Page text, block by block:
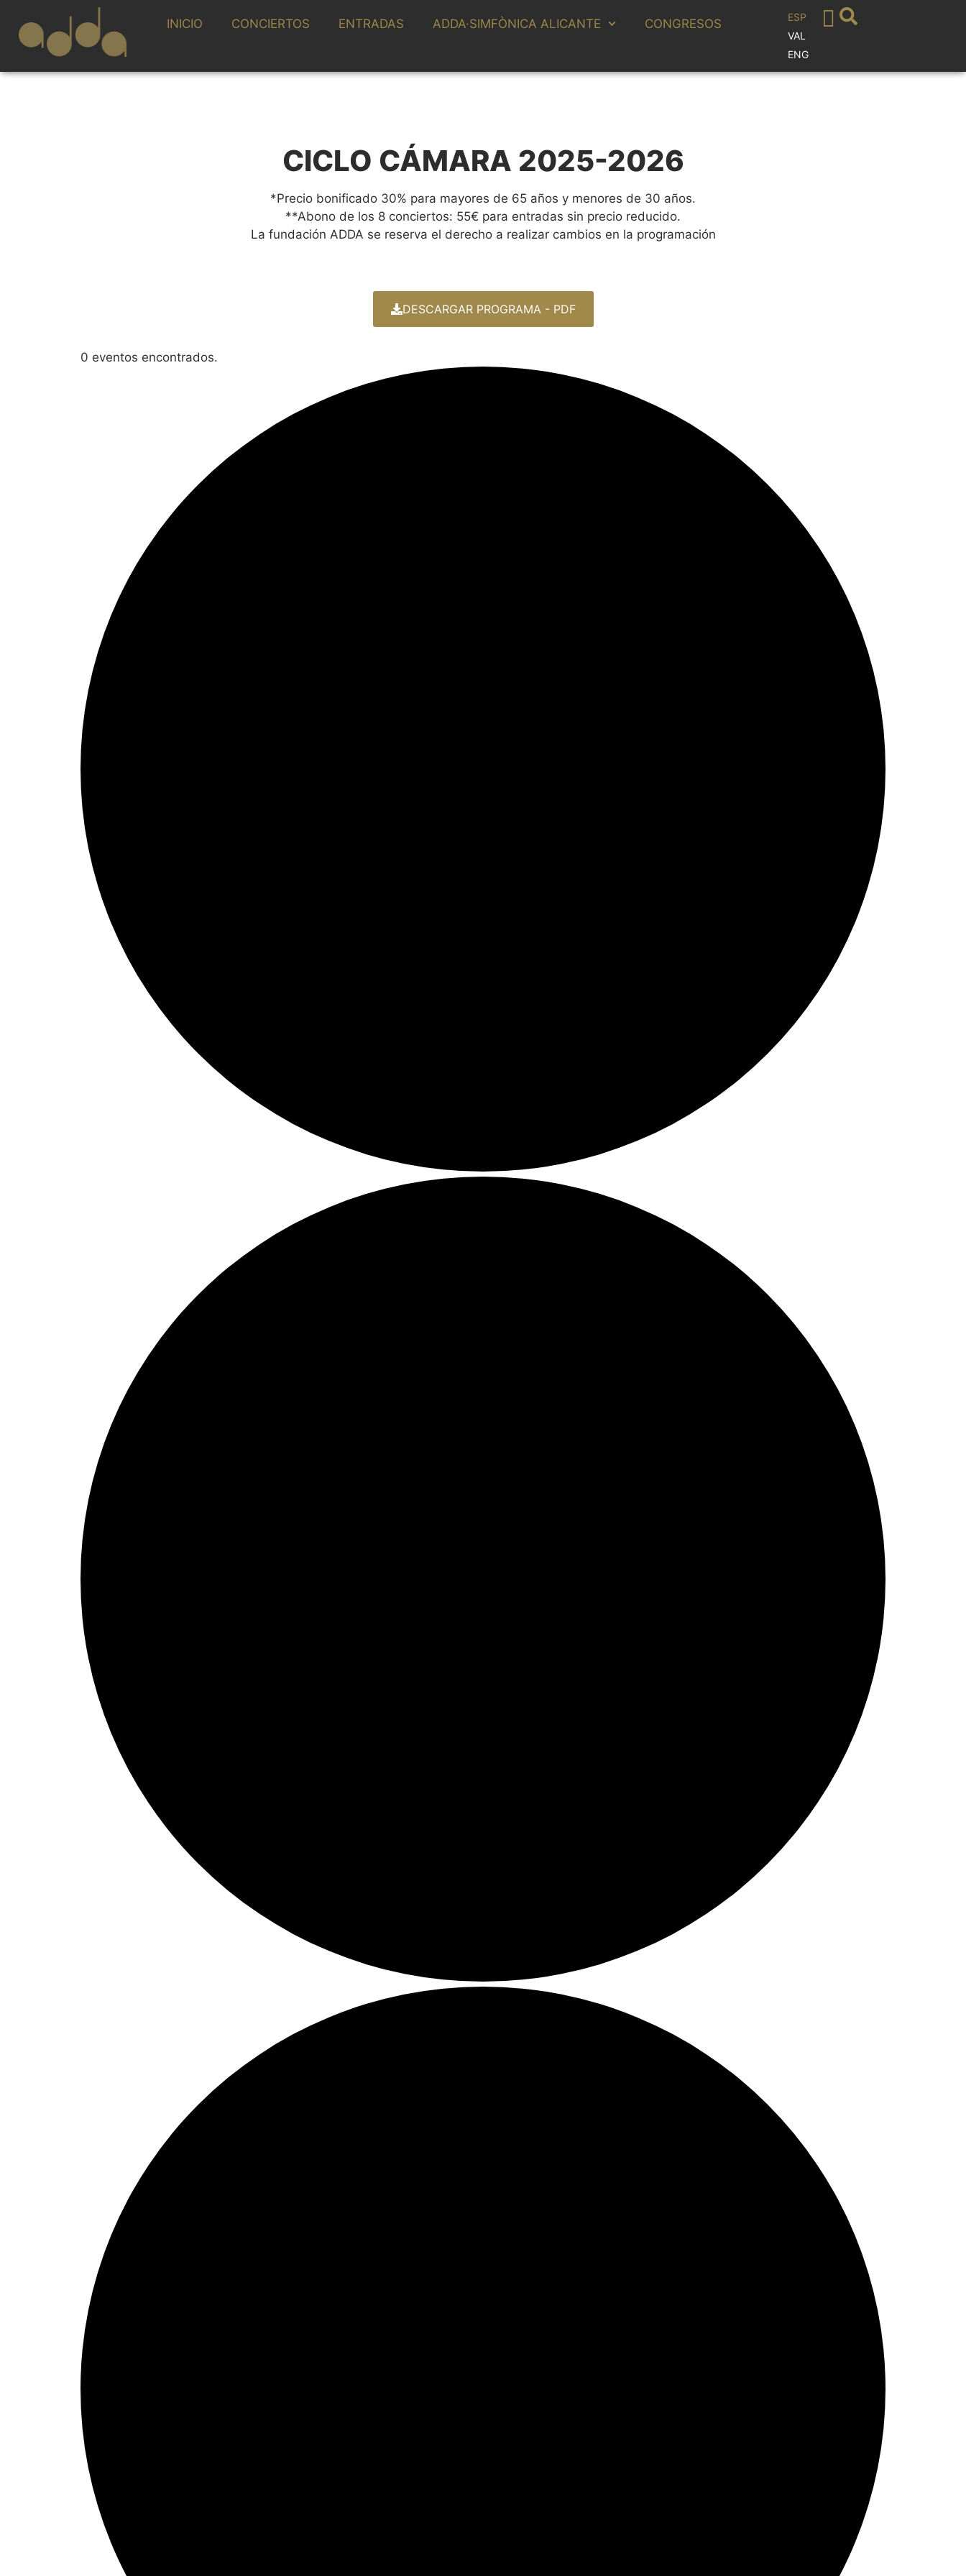
INICIO CONCIERTOS ENTRADAS ADDA·SIMFÒNICA ALICANTE CONGRESOS
ESP
VAL
ENG
CICLO CÁMARA 2025-2026
*Precio bonificado 30% para mayores de 65 años y menores de 30 años.
**Abono de los 8 conciertos: 55€ para entradas sin precio reducido.
La fundación ADDA se reserva el derecho a realizar cambios en la programación
DESCARGAR PROGRAMA - PDF
0 eventos encontrados.